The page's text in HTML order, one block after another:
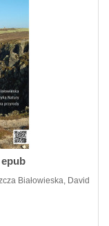
Białowieska, David